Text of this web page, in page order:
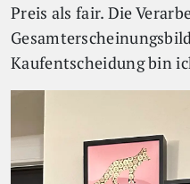
Preis als fair. Die
Kaufentscheidung bin